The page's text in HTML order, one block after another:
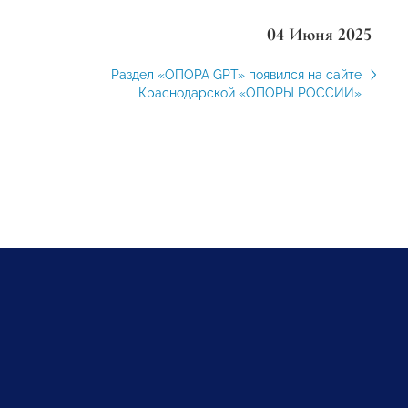
04 Июня 2025
Раздел «ОПОРА GPT» появился на сайте
Краснодарской «ОПОРЫ РОССИИ»